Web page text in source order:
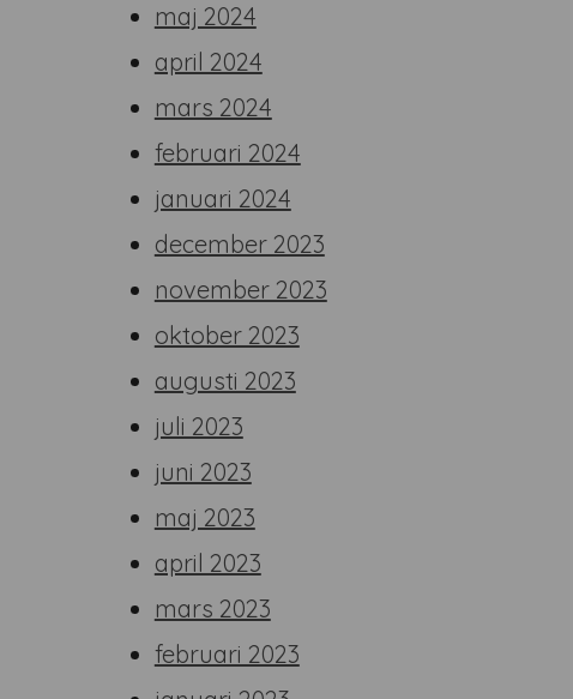
maj 2024
april 2024
mars 2024
februari 2024
januari 2024
december 2023
november 2023
oktober 2023
augusti 2023
juli 2023
juni 2023
maj 2023
april 2023
mars 2023
februari 2023